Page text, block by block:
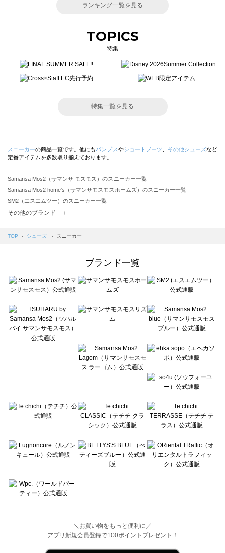
ランキング一覧を見る
TOPICS
特集
特集一覧を見る
スニーカーの商品一覧です。他にもパンプスやショートブーツ その他シューズなど
定番アイテムを多数取り揃えております。
Samansa Mos2（サマンサ モスモス）のスニーカー一覧
Samansa Mos2 home's（サマンサモスモスホームズ）のスニーカー一覧
SM2（エスエムツー）のスニーカー一覧
TSUHARU by Samansa Mos2（ツハルバイサマンサモスモス）のスニーカー一覧
Samansa Mos2 blue（サマンサモスモス ブルー）のスニーカー一覧
sō4ū（ソウフォーユー）のスニーカー一覧
Te chichi（テチチ）のスニーカー一覧
Te chichi CLASSIC（テチチ クラシック）のスニーカー一覧
Lugnoncure（ルノンキュール）のスニーカー一覧
BETTY'S BLUE（べティーズブルー）のスニーカー一覧
Wpc.（ワールドパーティー）のスニーカー一覧
その他のブランド ＋
TOP シューズ スニーカー
ブランド一覧
＼お買い物をもっと便利に／
アプリ新規会員登録で100ポイントプレゼント！